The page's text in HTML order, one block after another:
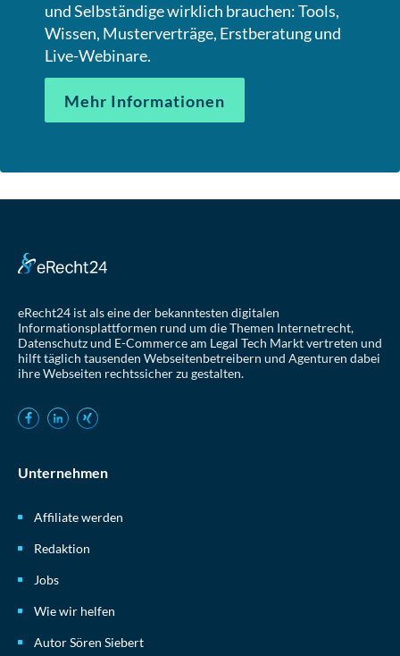
und Selbständige wirklich brauchen: Tools,
Wissen, Musterverträge, Erstberatung und
Live-Webinare.
Mehr Informationen
eRecht24 ist als eine der bekanntesten digitalen
Informationsplattformen rund um die Themen Internetrecht,
Datenschutz und E-Commerce am Legal Tech Markt vertreten und
hilft täglich tausenden Webseitenbetreibern und Agenturen dabei
ihre Webseiten rechtssicher zu gestalten.
Unternehmen
Affiliate werden
Redaktion
Jobs
Wie wir helfen
Autor Sören Siebert